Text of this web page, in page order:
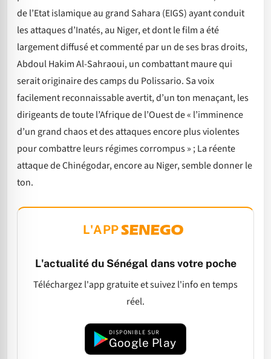
de l’Etat islamique au grand Sahara (EIGS) ayant conduit
les attaques d’Inatés, au Niger, et dont le film a été
largement diffusé et commenté par un de ses bras droits,
Abdoul Hakim Al-Sahraoui, un combattant maure qui
serait originaire des camps du Polissario. Sa voix
facilement reconnaissable avertit, d’un ton menaçant, les
dirigeants de toute l’Afrique de l’Ouest de « l’imminence
d’un grand chaos et des attaques encore plus violentes
pour combattre leurs régimes corrompus » ; La réente
attaque de Chinégodar, encore au Niger, semble donner le
ton.
L'APP
L'actualité du Sénégal dans votre poche
Téléchargez l'app gratuite et suivez l'info en temps
réel.
DISPONIBLE SUR
Google Play